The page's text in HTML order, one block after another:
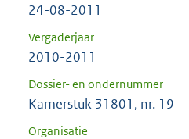
24-08-2011
Vergaderjaar
2010-2011
Dossier- en ondernummer
Kamerstuk 31801, nr. 19
Organisatie